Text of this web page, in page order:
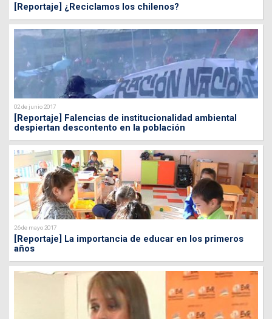
[Reportaje] ¿Reciclamos los chilenos?
02 de junio 2017
[Reportaje] Falencias de institucionalidad ambiental
despiertan descontento en la población
26 de mayo 2017
[Reportaje] La importancia de educar en los primeros
años